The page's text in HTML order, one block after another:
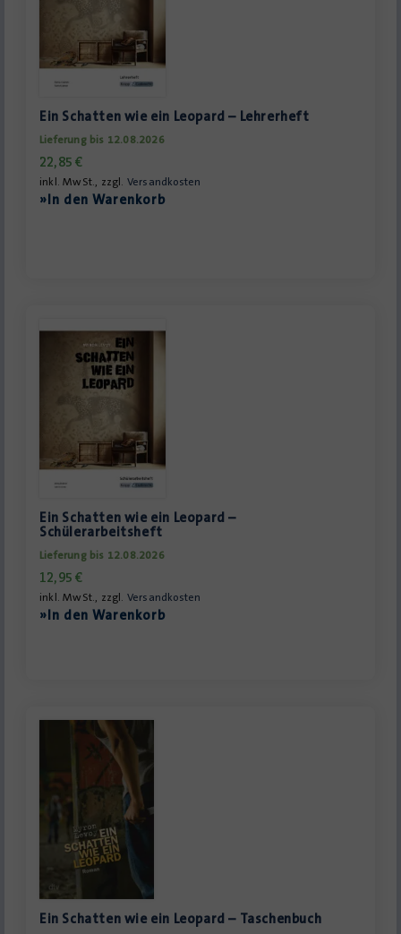
Ein Schatten wie ein Leopard – Lehrerheft
Lieferung bis 12.08.2026
22,85€
inkl. MwSt., zzgl. Versandkosten
»In den Warenkorb
Ein Schatten wie ein Leopard –
Schülerarbeitsheft
Lieferung bis 12.08.2026
12,95€
inkl. MwSt., zzgl. Versandkosten
»In den Warenkorb
Ein Schatten wie ein Leopard – Taschenbuch